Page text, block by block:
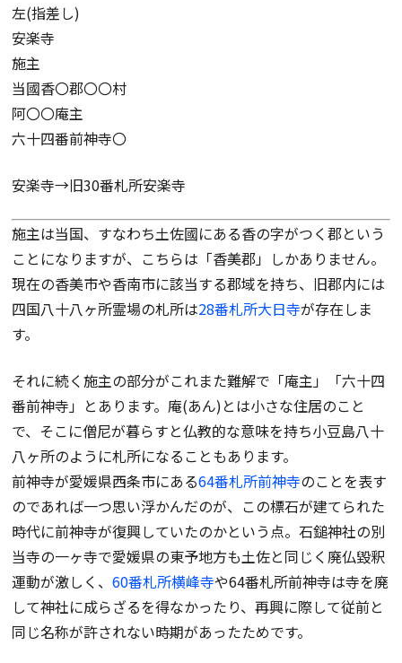
左(指差し)
安楽寺
施主
当國香〇郡〇〇村
阿〇〇庵主
六十四番前神寺〇
安楽寺→旧30番札所安楽寺
施主は当国、すなわち土佐國にある香の字がつく郡という
ことになりますが、こちらは「香美郡」しかありません。
現在の香美市や香南市に該当する郡域を持ち、旧郡内には
四国八十八ヶ所霊場の札所は28番札所大日寺が存在しま
す。
それに続く施主の部分がこれまた難解で「庵主」「六十四
番前神寺」とあります。庵(あん)とは小さな住居のこと
で、そこに僧尼が暮らすと仏教的な意味を持ち小豆島八十
八ヶ所のように札所になることもあります。
前神寺が愛媛県西条市にある64番札所前神寺のことを表す
のであれば一つ思い浮かんだのが、この標石が建てられた
時代に前神寺が復興していたのかという点。石鎚神社の別
当寺の一ヶ寺で愛媛県の東予地方も土佐と同じく廃仏毀釈
運動が激しく、60番札所横峰寺や64番札所前神寺は寺を廃
して神社に成らざるを得なかったり、再興に際して従前と
同じ名称が許されない時期があったためです。